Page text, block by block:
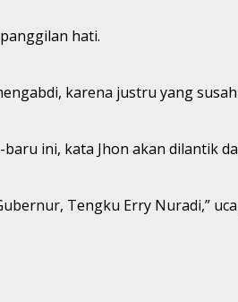
hati.
karena justru yang
ini, kata Jhon akan dilantik
Tengku Erry Nuradi,”